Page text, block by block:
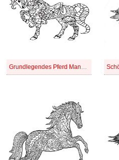
Grundlegendes Pferd Mandala